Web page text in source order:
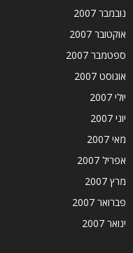
נובמבר 2007
אוקטובר 2007
ספטמבר 2007
אוגוסט 2007
יולי 2007
יוני 2007
מאי 2007
אפריל 2007
מרץ 2007
פברואר 2007
ינואר 2007